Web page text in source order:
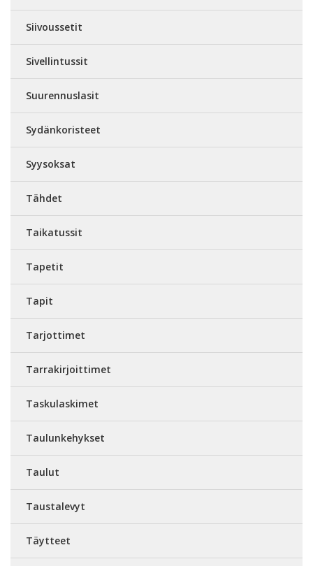
Siivoussetit
Sivellintussit
Suurennuslasit
Sydänkoristeet
Syysoksat
Tähdet
Taikatussit
Tapetit
Tapit
Tarjottimet
Tarrakirjoittimet
Taskulaskimet
Taulunkehykset
Taulut
Taustalevyt
Täytteet